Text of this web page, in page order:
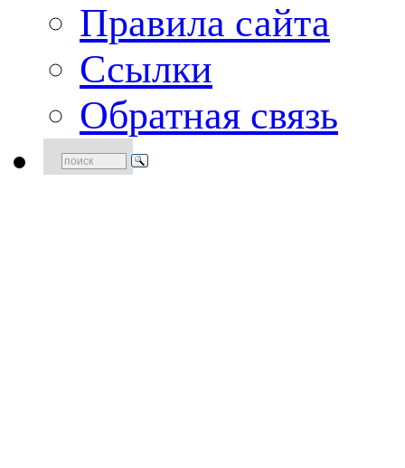
Правила сайта
Ссылки
Обратная связь